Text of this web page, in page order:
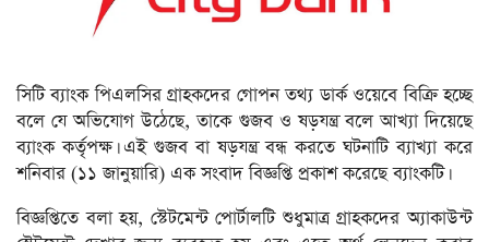
সিটি ব্যাংক পিএলসির গ্রাহকদের গোপন তথ্য ডার্ক ওয়েবে বিক্রি হচ্ছে
বলে যে অভিযোগ উঠেছে, তাকে গুজব ও ষড়যন্ত্র বলে আখ্যা দিয়েছে
ব্যাংক কর্তৃপক্ষ। এই গুজব বা ষড়যন্ত্র বন্ধ করতে ঘটনাটি ব্যাখ্যা করে
শনিবার (১১ জানুয়ারি) এক সংবাদ বিজ্ঞপ্তি প্রকাশ করেছে ব্যাংকটি।
বিজ্ঞপ্তিতে বলা হয়, স্টেটমেন্ট পোর্টালটি শুধুমাত্র গ্রাহকদের অ্যাকাউন্ট